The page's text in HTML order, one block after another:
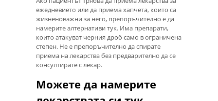
ежедневието или да приема хапчета, които са
жизненоважни за него, препоръчително е да
намерите алтернативи тук. Има препарати,
които атакуват черния дроб само в ограничена
степен. Не е препоръчително да спирате
приема на лекарства без предварително да се
консултирате с лекар.
Можете да намерите